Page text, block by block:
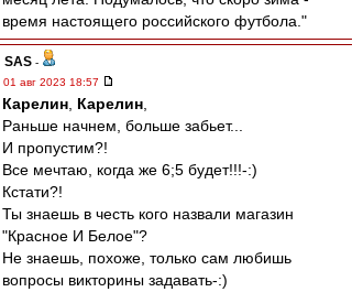
время настоящего российского футбола."
SAS -
01 авг 2023 18:57
Карелин Карелин
Раньше начнем, больше забьет...
И пропустим?!
Все мечтаю, когда же 6;5 будет!!!-:)
Кстати?!
Ты знаешь в честь кого назвали магазин
"Красное И Белое"?
Не знаешь, похоже, только сам любишь
вопросы викторины задавать-:)